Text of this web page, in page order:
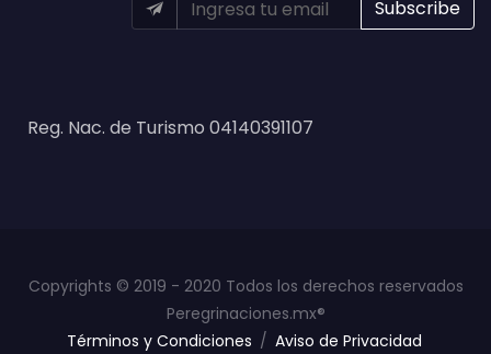
Reg. Nac. de Turismo 04140391107
Copyrights © 2019 - 2020 Todos los derechos reservados
Peregrinaciones.mx®
Términos y Condiciones / Aviso de Privacidad